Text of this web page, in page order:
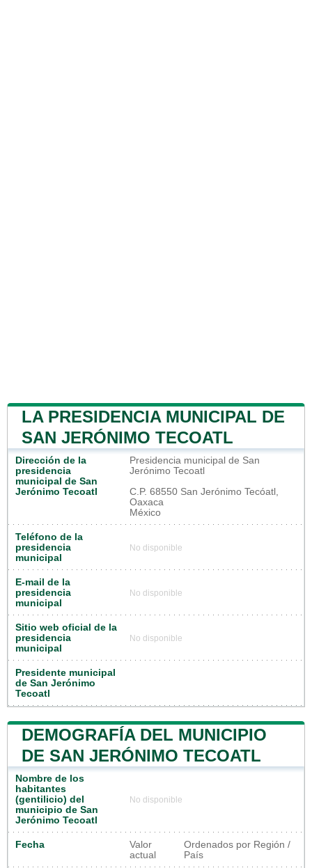
LA PRESIDENCIA MUNICIPAL DE
SAN JERÓNIMO TECOATL
Dirección de la
presidencia
municipal de San
Jerónimo Tecoatl
Presidencia municipal de San
Jerónimo Tecoatl
C.P. 68550 San Jerónimo Tecóatl,
Oaxaca
México
Teléfono de la
presidencia
municipal
No disponible
E-mail de la
presidencia
municipal
No disponible
Sitio web oficial de la
presidencia
municipal
No disponible
Presidente municipal
de San Jerónimo
Tecoatl
DEMOGRAFÍA DEL MUNICIPIO
DE SAN JERÓNIMO TECOATL
Nombre de los
habitantes
(gentilicio) del
municipio de San
Jerónimo Tecoatl
No disponible
Fecha
Valor
actual
Ordenados por Región /
País